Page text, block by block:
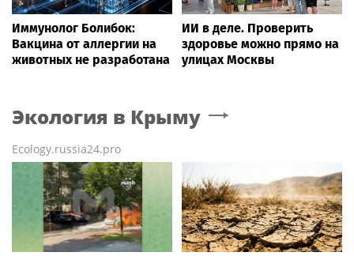
Иммунолог Болибок:
Вакцина от аллергии на
животных не разработана
ИИ в деле. Проверить
здоровье можно прямо на
улицах Москвы
Экология в Крыму
Ecology.russia24.pro